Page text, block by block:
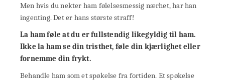
Men hvis du nekter ham følelsesmessig nærhet, har han
ingenting. Det er hans største straff!
La ham føle at du er fullstendig likegyldig til ham.
Ikke la ham se din tristhet, føle din kjærlighet eller
fornemme din frykt.
Behandle ham som et spøkelse fra fortiden. Et spøkelse